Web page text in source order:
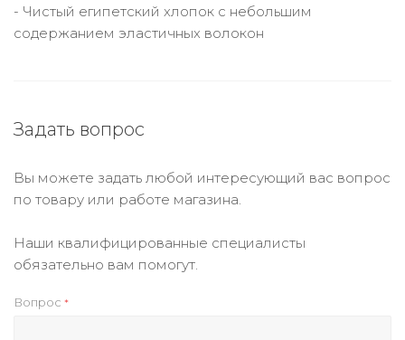
- Чистый египетский хлопок с небольшим
содержанием эластичных волокон
Задать вопрос
Вы можете задать любой интересующий вас вопрос
по товару или работе магазина.
Наши квалифицированные специалисты
обязательно вам помогут.
Вопрос *